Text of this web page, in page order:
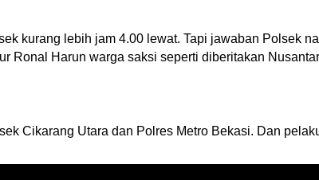
kurang lebih jam 4.00 lewat. Tapi jawaban Polsek
Ronal Harun warga saksi seperti diberitakan
Cikarang Utara dan Polres Metro Bekasi. Dan